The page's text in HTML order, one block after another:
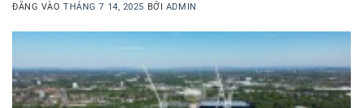
ĐĂNG VÀOTHÁNG 7 14, 2025 BỞI ADMIN